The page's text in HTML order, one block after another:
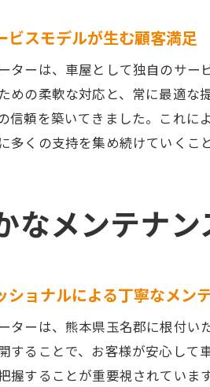
ビスモデルが生む顧客満足
ターは、車屋として独自のサー
めの柔軟な対応と、常に最適な
信頼を築いてきました。これに
多くの支持を集め続けていくこ
なメンテナ
ショナルによる丁寧なメン
ターは、熊本県玉名郡に根付い
することで、お客様が安心して
握することが重要視されていま